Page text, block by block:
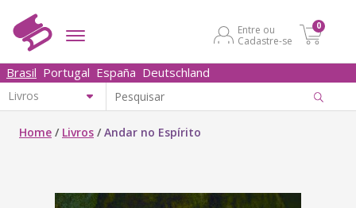
Entre ou
Cadastre-se
0
Brasil Portugal España Deutschland
Home / Livros /Andar no Espírito